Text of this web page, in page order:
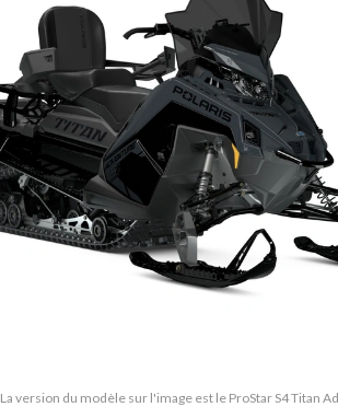
La version du modèle sur l'image est le ProStar S4 Titan